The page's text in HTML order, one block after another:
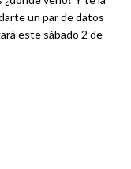
un par de datos
este sábado 2 de